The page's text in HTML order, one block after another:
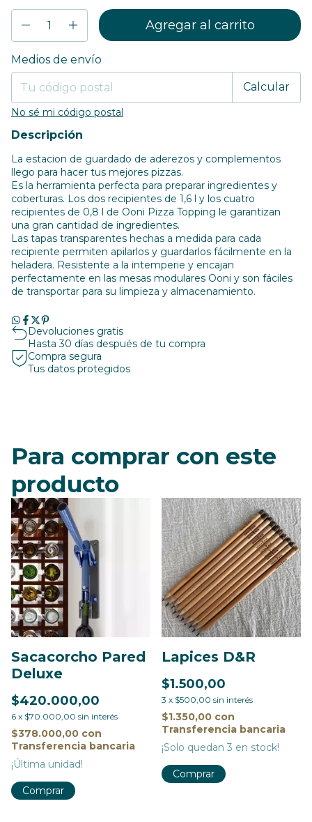
Entregas para el CP:
Medios de envío
Calcular
No sé mi código postal
Descripción
La estacion de guardado de aderezos y complementos
llego para hacer tus mejores pizzas.
Es la herramienta perfecta para preparar ingredientes y
coberturas. Los dos recipientes de 1,6 l y los cuatro
recipientes de 0,8 l de Ooni Pizza Topping le garantizan
una gran cantidad de ingredientes.
Las tapas transparentes hechas a medida para cada
recipiente permiten apilarlos y guardarlos fácilmente en la
heladera. Resistente a la intemperie y encajan
perfectamente en las mesas modulares Ooni y son fáciles
de transportar para su limpieza y almacenamiento.
Devoluciones gratis
Hasta 30 días después de tu compra
Compra segura
Tus datos protegidos
Para comprar con este
producto
Sacacorcho Pared
Deluxe
$420.000,00
6 x $70.000,00 sin interés
$378.000,00 con
Transferencia bancaria
¡Última unidad!
Comprar
Lapices D&R
$1.500,00
3 x $500,00 sin interés
$1.350,00 con
Transferencia bancaria
¡Solo quedan 3 en stock!